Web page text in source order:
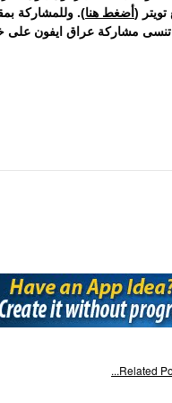
تويتر ( أضغط هنا). وللمشاركة
تنسى مشاركة عراق ايفون